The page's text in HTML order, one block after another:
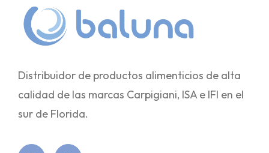
Distribuidor de productos alimenticios de alta
calidad de las marcas Carpigiani, ISA e IFI en el
sur de Florida.